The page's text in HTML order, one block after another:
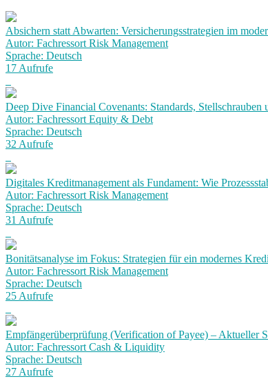
Absichern statt Abwarten: Versicherungsstrategien im
Autor: Fachressort Risk Management
Sprache: Deutsch
17 Aufrufe
Deep Dive Financial Covenants: Standards, Stellschrauben
Autor: Fachressort Equity & Debt
Sprache: Deutsch
32 Aufrufe
Digitales Kreditmanagement als Fundament: Wie
Autor: Fachressort Risk Management
Sprache: Deutsch
31 Aufrufe
Bonitätsanalyse im Fokus: Strategien für ein modernes
Autor: Fachressort Risk Management
Sprache: Deutsch
25 Aufrufe
Empfängerüberprüfung (Verification of Payee) – Aktueller
Autor: Fachressort Cash & Liquidity
Sprache: Deutsch
27 Aufrufe